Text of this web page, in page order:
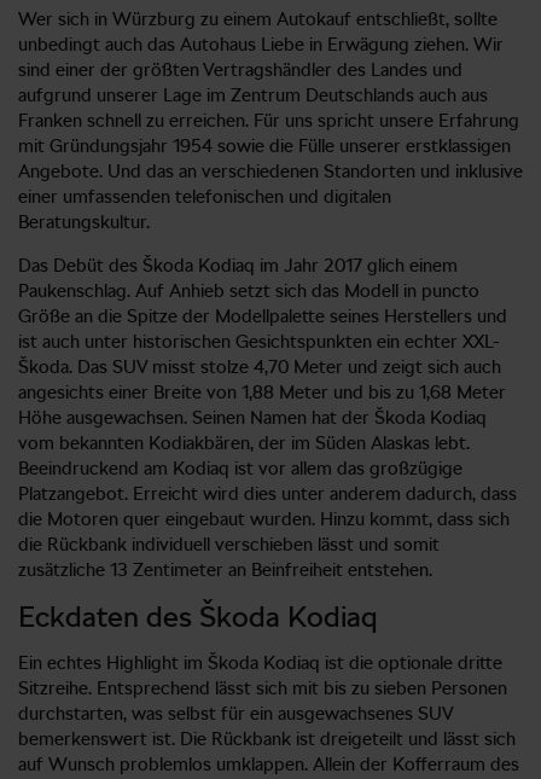
Wer sich in Würzburg zu einem Autokauf entschließt, sollte
unbedingt auch das Autohaus Liebe in Erwägung ziehen. Wir
sind einer der größten Vertragshändler des Landes und
aufgrund unserer Lage im Zentrum Deutschlands auch aus
Franken schnell zu erreichen. Für uns spricht unsere Erfahrung
mit Gründungsjahr 1954 sowie die Fülle unserer erstklassigen
Angebote. Und das an verschiedenen Standorten und inklusive
einer umfassenden telefonischen und digitalen
Beratungskultur.
Das Debüt des Škoda Kodiaq im Jahr 2017 glich einem
Paukenschlag. Auf Anhieb setzt sich das Modell in puncto
Größe an die Spitze der Modellpalette seines Herstellers und
ist auch unter historischen Gesichtspunkten ein echter XXL-
Škoda. Das SUV misst stolze 4,70 Meter und zeigt sich auch
angesichts einer Breite von 1,88 Meter und bis zu 1,68 Meter
Höhe ausgewachsen. Seinen Namen hat der Škoda Kodiaq
vom bekannten Kodiakbären, der im Süden Alaskas lebt.
Beeindruckend am Kodiaq ist vor allem das großzügige
Platzangebot. Erreicht wird dies unter anderem dadurch, dass
die Motoren quer eingebaut wurden. Hinzu kommt, dass sich
die Rückbank individuell verschieben lässt und somit
zusätzliche 13 Zentimeter an Beinfreiheit entstehen.
Eckdaten des Škoda Kodiaq
Ein echtes Highlight im Škoda Kodiaq ist die optionale dritte
Sitzreihe. Entsprechend lässt sich mit bis zu sieben Personen
durchstarten, was selbst für ein ausgewachsenes SUV
bemerkenswert ist. Die Rückbank ist dreigeteilt und lässt sich
auf Wunsch problemlos umklappen. Allein der Kofferraum des